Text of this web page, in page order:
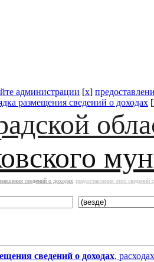
администрации [x]
размещения сведений о доходах [
сведений о доходах предоставления этих
сведений о доходах,